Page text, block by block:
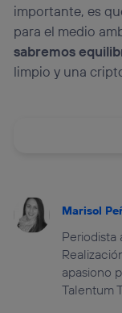
importante, es
para el medio
sabremos
limpio y una
Marisol
Periodista
apasiono
Talentum